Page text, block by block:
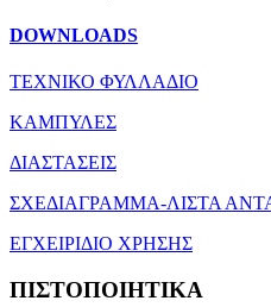
DOWNLOADS
ΤΕΧΝΙΚΟ ΦΥΛΛΑΔΙΟ
ΚΑΜΠΥΛΕΣ
ΔΙΑΣΤΑΣΕΙΣ
ΣΧΕΔΙΑΓΡΑΜΜΑ-ΛΙΣΤΑ
ΕΓΧΕΙΡΙΔΙΟ ΧΡΗΣΗΣ
ΠΙΣΤΟΠΟΙΗΤΙΚΑ